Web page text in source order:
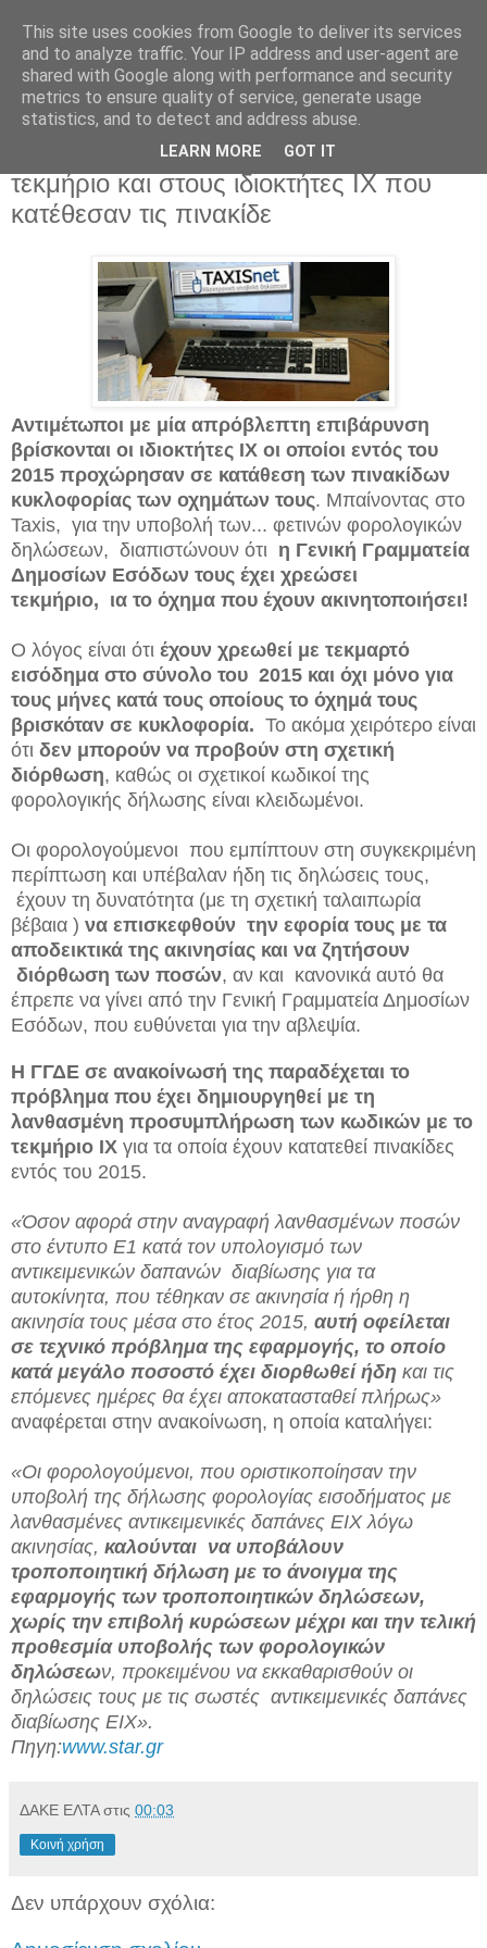
Τετάρτη 13 Απριλίου 2016
Απίστευτη γκάφα στο Taxis: Χρεώνουν
τεκμήριο και στους ιδιοκτήτες ΙΧ που
κατέθεσαν τις πινακίδε
Αντιμέτωποι με μία απρόβλεπτη επιβάρυνση
βρίσκονται οι ιδιοκτήτες ΙΧ οι οποίοι εντός του
2015 προχώρησαν σε κατάθεση των πινακίδων
κυκλοφορίας των οχημάτων τους. Μπαίνοντας στο
Taxis, για την υποβολή των... φετινών φορολογικών
δηλώσεων, διαπιστώνουν ότι η Γενική Γραμματεία
Δημοσίων Εσόδων τους έχει χρεώσει
τεκμήριο, ια το όχημα που έχουν ακινητοποιήσει!
Ο λόγος είναι ότι έχουν χρεωθεί με τεκμαρτό
εισόδημα στο σύνολο του 2015 και όχι μόνο για
τους μήνες κατά τους οποίους το όχημά τους
βρισκόταν σε κυκλοφορία. Το ακόμα χειρότερο είναι
ότι δεν μπορούν να προβούν στη σχετική
διόρθωση, καθώς οι σχετικοί κωδικοί της
φορολογικής δήλωσης είναι κλειδωμένοι.
Οι φορολογούμενοι που εμπίπτουν στη συγκεκριμένη
περίπτωση και υπέβαλαν ήδη τις δηλώσεις τους,
έχουν τη δυνατότητα (με τη σχετική ταλαιπωρία
βέβαια ) να επισκεφθούν την εφορία τους με τα
αποδεικτικά της ακινησίας και να ζητήσουν
διόρθωση των ποσών, αν και κανονικά αυτό θα
έπρεπε να γίνει από την Γενική Γραμματεία Δημοσίων
Εσόδων, που ευθύνεται για την αβλεψία.
Η ΓΓΔΕ σε ανακοίνωσή της παραδέχεται το
πρόβλημα που έχει δημιουργηθεί με τη
λανθασμένη προσυμπλήρωση των κωδικών με το
τεκμήριο ΙΧ για τα οποία έχουν κατατεθεί πινακίδες
εντός του 2015.
«Όσον αφορά στην αναγραφή λανθασμένων ποσών
στο έντυπο Ε1 κατά τον υπολογισμό των
αντικειμενικών δαπανών διαβίωσης για τα
αυτοκίνητα, που τέθηκαν σε ακινησία ή ήρθη η
ακινησία τους μέσα στο έτος 2015, αυτή οφείλεται
σε τεχνικό πρόβλημα της εφαρμογής, το οποίο
κατά μεγάλο ποσοστό έχει διορθωθεί ήδη και τις
επόμενες ημέρες θα έχει αποκατασταθεί πλήρως»
αναφέρεται στην ανακοίνωση, η οποία καταλήγει:
«Οι φορολογούμενοι, που οριστικοποίησαν την
υποβολή της δήλωσης φορολογίας εισοδήματος με
λανθασμένες αντικειμενικές δαπάνες ΕΙΧ λόγω
ακινησίας, καλούνται να υποβάλουν
τροποποιητική δήλωση με το άνοιγμα της
εφαρμογής των τροποποιητικών δηλώσεων,
χωρίς την επιβολή κυρώσεων μέχρι και την τελική
προθεσμία υποβολής των φορολογικών
δηλώσεων, προκειμένου να εκκαθαρισθούν οι
δηλώσεις τους με τις σωστές αντικειμενικές δαπάνες
διαβίωσης ΕΙΧ».
Πηγη:www.star.gr
ΔΑΚΕ ΕΛΤΑ στις 00:03
Κοινή χρήση
Δεν υπάρχουν σχόλια:
This site uses cookies from Google to deliver its services
and to analyze traffic. Your IP address and user-agent are
shared with Google along with performance and security
metrics to ensure quality of service, generate usage
statistics, and to detect and address abuse.
LEARN MORE GOT IT